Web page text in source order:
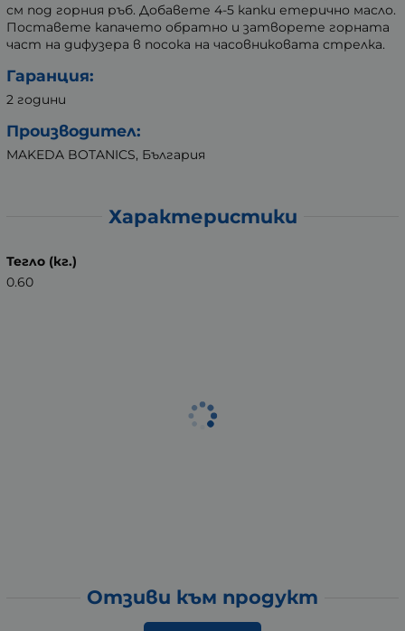
см под горния ръб. Добавете 4-5 капки етерично масло.
Поставете капачето обратно и затворете горната
част на дифузера в посока на часовниковата стрелка.
Гаранция:
2 години
Производител:
MAKEDA BOTANICS, България
Характеристики
Тегло (кг.)
0.60
Отзиви към продукт